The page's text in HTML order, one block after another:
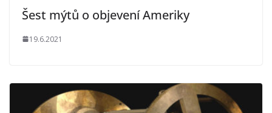
Šest mýtů o objevení Ameriky
19.6.2021